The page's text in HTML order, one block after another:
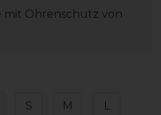
mit Ohrenschutz von
S M L